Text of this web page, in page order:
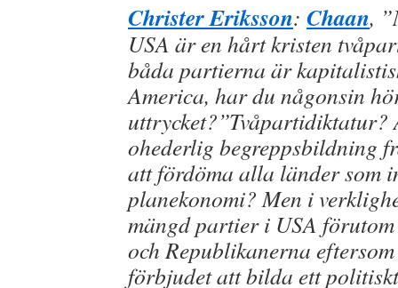
Christer Eriksson: Chaan,
USA är en hårt kristen
båda partierna är
America, har du någonsin
uttrycket?”Tvåpartidiktatur?
ohederlig begreppsbildning
att fördöma alla länder som
planekonomi? Men i
mängd partier i USA
och Republikanerna
förbjudet att bilda ett